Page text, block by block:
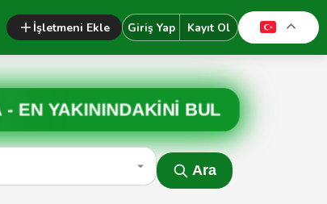
İşletmeni Ekle Giriş Yap Kayıt Ol
-EN YAKININDAKİNİ BUL
Ara